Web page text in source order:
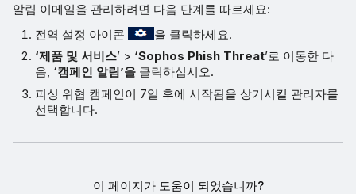
中文（繁體）
알림 이메일을 관리하려면 다음 단계를 따르세요:
전역 설정 아이콘
을 클릭하세요.
‘제품 및 서비스’ > ‘Sophos Phish Threat’로 이동한 다
음, ‘캠페인 알림’을 클릭하십시오.
피싱 위협 캠페인이 7일 후에 시작됨을 상기시킬 관리자를
선택합니다.
이 페이지가 도움이 되었습니까?